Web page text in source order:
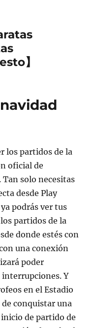
】
los partidos de la
oficial de
solo necesitas
desde Play
ya podrás ver tus
partidos de la
donde estés con
una conexión
poder
Y
en el Estadio
de conquistar una
de partido de